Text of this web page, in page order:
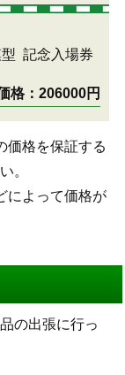
記念入場券
格 206000円
価格を保証する
。
によって価格が
の出張に行っ